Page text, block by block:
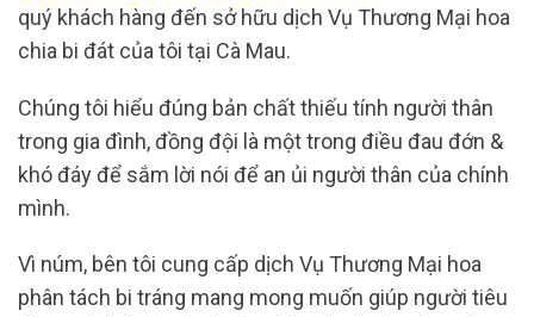
quý khách hàng đến sở hữu dịch Vụ Thương Mại hoa
chia bi đát của tôi tại Cà Mau.
Chúng tôi hiểu đúng bản chất thiếu tính người thân
trong gia đình, đồng đội là một trong điều đau đớn &
khó đáy để sắm lời nói để an ủi người thân của chính
mình.
Vì núm, bên tôi cung cấp dịch Vụ Thương Mại hoa
phân tách bi tráng mang mong muốn giúp người tiêu